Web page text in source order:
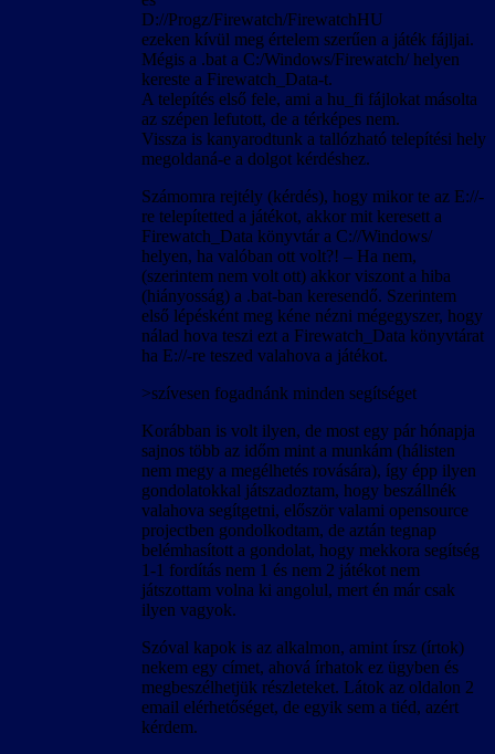
D://Progz/Firewatch/FirewatchHU
ezeken kívül meg értelem szerűen a játék fájljai.
Mégis a .bat a C:/Windows/Firewatch/ helyen
kereste a Firewatch_Data-t.
A telepítés első fele, ami a hu_fi fájlokat másolta
az szépen lefutott, de a térképes nem.
Vissza is kanyarodtunk a tallózható telepítési hely
megoldaná-e a dolgot kérdéshez.
Számomra rejtély (kérdés), hogy mikor te az E://-
re telepítetted a játékot, akkor mit keresett a
Firewatch_Data könyvtár a C://Windows/
helyen, ha valóban ott volt?! – Ha nem,
(szerintem nem volt ott) akkor viszont a hiba
(hiányosság) a .bat-ban keresendő. Szerintem
első lépésként meg kéne nézni mégegyszer, hogy
nálad hova teszi ezt a Firewatch_Data könyvtárat
ha E://-re teszed valahova a játékot.
>szívesen fogadnánk minden segítséget
Korábban is volt ilyen, de most egy pár hónapja
sajnos több az időm mint a munkám (hálisten
nem megy a megélhetés rovására), így épp ilyen
gondolatokkal játszadoztam, hogy beszállnék
valahova segítgetni, először valami opensource
projectben gondolkodtam, de aztán tegnap
belémhasított a gondolat, hogy mekkora segítség
1-1 fordítás nem 1 és nem 2 játékot nem
játszottam volna ki angolul, mert én már csak
ilyen vagyok.
Szóval kapok is az alkalmon, amint írsz (írtok)
nekem egy címet, ahová írhatok ez ügyben és
megbeszélhetjük részleteket. Látok az oldalon 2
email elérhetőséget, de egyik sem a tiéd, azért
kérdem.